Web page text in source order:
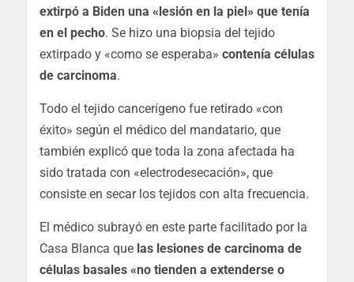
extirpó a Biden una «lesión en la piel» que tenía
en el pecho. Se hizo una biopsia del tejido
extirpado y «como se esperaba» contenía células
de carcinoma.
Todo el tejido cancerígeno fue retirado «con
éxito» según el médico del mandatario, que
también explicó que toda la zona afectada ha
sido tratada con «electrodesecación», que
consiste en secar los tejidos con alta frecuencia.
El médico subrayó en este parte facilitado por la
Casa Blanca que las lesiones de carcinoma de
células basales «no tienden a extenderse o